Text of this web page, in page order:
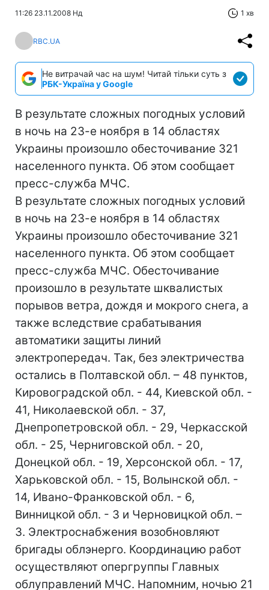
11:26 23.11.2008 Нд 1 хв
RBC.UA
Не витрачай час на шум! Читай тільки суть з
РБК-Україна у Google
В результате сложных погодных условий
в ночь на 23-е ноября в 14 областях
Украины произошло обесточивание 321
населенного пункта. Об этом сообщает
пресс-служба МЧС.
В результате сложных погодных условий
в ночь на 23-е ноября в 14 областях
Украины произошло обесточивание 321
населенного пункта. Об этом сообщает
пресс-служба МЧС. Обесточивание
произошло в результате шквалистых
порывов ветра, дождя и мокрого снега, а
также вследствие срабатывания
автоматики защиты линий
электропередач. Так, без электричества
остались в Полтавской обл. – 48 пунктов,
Кировоградской обл. - 44, Киевской обл. -
41, Николаевской обл. - 37,
Днепропетровской обл. - 29, Черкасской
обл. - 25, Черниговской обл. - 20,
Донецкой обл. - 19, Херсонской обл. - 17,
Харьковской обл. - 15, Волынской обл. -
14, Ивано-Франковской обл. - 6,
Винницкой обл. - 3 и Черновицкой обл. –
3. Электроснабжения возобновляют
бригады облэнерго. Координацию работ
осуществляют опергруппы Главных
облуправлений МЧС. Напомним, ночью 21